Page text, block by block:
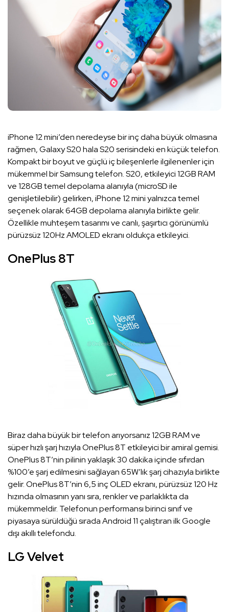
iPhone 12 mini’den neredeyse bir inç daha büyük olmasına
rağmen, Galaxy S20 hala S20 serisindeki en küçük telefon.
Kompakt bir boyut ve güçlü iç bileşenlerle ilgilenenler için
mükemmel bir Samsung telefon. S20, etkileyici 12GB RAM
ve 128GB temel depolama alanıyla (microSD ile
genişletilebilir) gelirken, iPhone 12 mini yalnızca temel
seçenek olarak 64GB depolama alanıyla birlikte gelir.
Özellikle muhteşem tasarımı ve canlı, şaşırtıcı görünümlü
pürüzsüz 120Hz AMOLED ekranı oldukça etkileyici.
OnePlus 8T
Biraz daha büyük bir telefon arıyorsanız 12GB RAM ve
süper hızlı şarj hızıyla OnePlus 8T etkileyici bir amiral gemisi.
OnePlus 8T’nin pilinin yaklaşık 30 dakika içinde sıfırdan
%100’e şarj edilmesini sağlayan 65W’lık şarj cihazıyla birlikte
gelir. OnePlus 8T’nin 6,5 inç OLED ekranı, pürüzsüz 120 Hz
hızında olmasının yanı sıra, renkler ve parlaklıkta da
mükemmeldir. Telefonun performansı birinci sınıf ve
piyasaya sürüldüğü sırada Android 11 çalıştıran ilk Google
dışı akıllı telefondu.
LG Velvet